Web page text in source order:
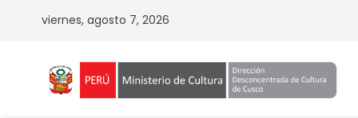
viernes, agosto 7, 2026